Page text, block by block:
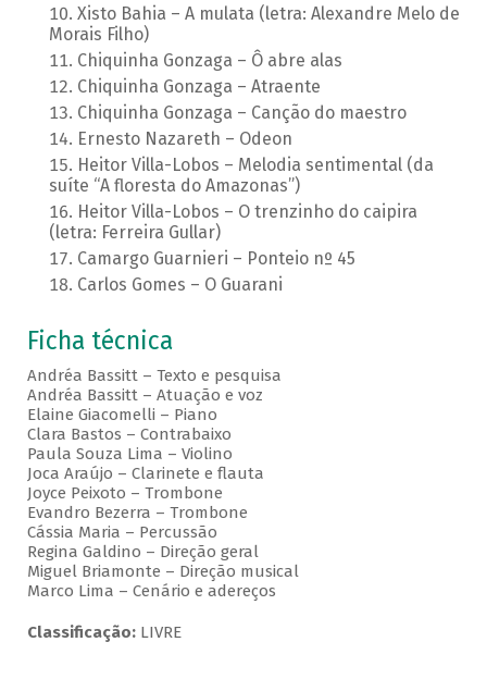
Xisto Bahia – A mulata (letra: Alexandre Melo de
Morais Filho)
Chiquinha Gonzaga – Ô abre alas
Chiquinha Gonzaga – Atraente
Chiquinha Gonzaga – Canção do maestro
Ernesto Nazareth – Odeon
Heitor Villa-Lobos – Melodia sentimental (da
suíte “A floresta do Amazonas”)
Heitor Villa-Lobos – O trenzinho do caipira
(letra: Ferreira Gullar)
Camargo Guarnieri – Ponteio nº 45
Carlos Gomes – O Guarani
Ficha técnica
Andréa Bassitt – Texto e pesquisa
Andréa Bassitt – Atuação e voz
Elaine Giacomelli – Piano
Clara Bastos – Contrabaixo
Paula Souza Lima – Violino
Joca Araújo – Clarinete e flauta
Joyce Peixoto – Trombone
Evandro Bezerra – Trombone
Cássia Maria – Percussão
Regina Galdino – Direção geral
Miguel Briamonte – Direção musical
Marco Lima – Cenário e adereços
Classificação:LIVRE